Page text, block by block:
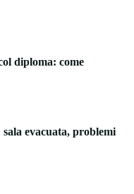
diploma: come
evacuata, problemi